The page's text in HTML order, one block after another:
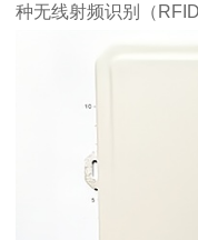
种无线射频识别（RFID